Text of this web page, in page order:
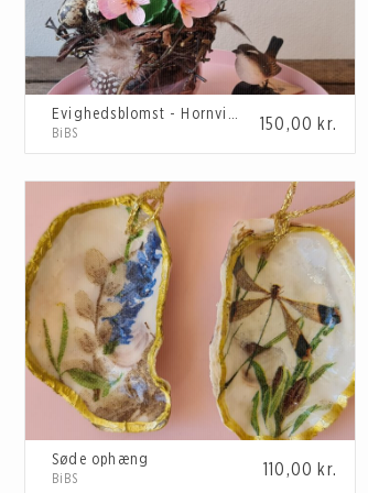
Evighedsblomst - Hornviol lyserød
150,00 kr.
BiBS
Søde ophæng
110,00 kr.
BiBS